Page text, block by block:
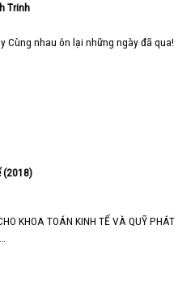
Trinh
Cùng nhau ôn lại những ngày đã qua!
(2018)
KHOA TOÁN KINH TẾ VÀ QUỸ PHÁT